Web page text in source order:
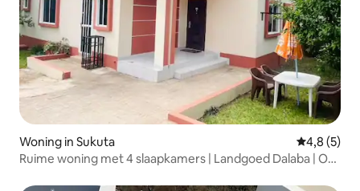
Woning in Sukuta
4,8 (5)
Ruime woning met 4 slaapkamers | Landgoed Dalaba | Op